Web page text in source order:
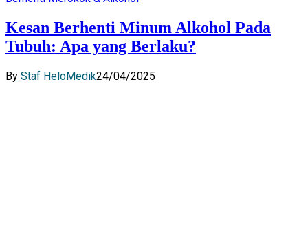
Kesan Berhenti Minum Alkohol Pada
Tubuh: Apa yang Berlaku?
By Staf HeloMedik24/04/2025